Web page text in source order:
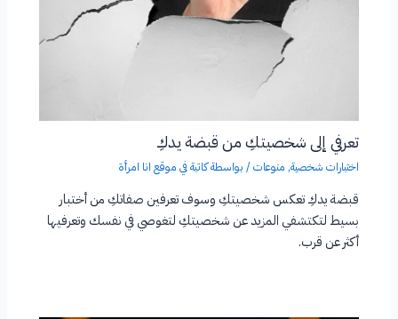
تعرفي إلى شخصيتكِ من قبضة يدكِ
اختبارات شخصية, منوعات/ بواسطةكاتبة في موقع انا امرأة
قبضة يدكِ تعكس شخصيتكِ وسوف تعرفين صفاتكِ من أختبار
بسيط لتكتشفي المزيد عن شخصيتكِ لتغوصي في نفسك وتعرفيها
أكثر عن قرب.